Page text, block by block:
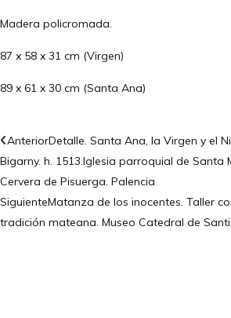
Madera policromada.
87 x 58 x 31 cm (Virgen)
89 x 61 x 30 cm (Santa Ana)
AnteriorDetalle. Santa Ana, la Virgen y el
Bigarny. h. 1513.Iglesia parroquial de Santa
Cervera de Pisuerga. Palencia
SiguienteMatanza de los inocentes. Taller
tradición mateana. Museo Catedral de